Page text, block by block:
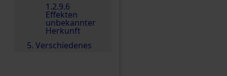
1.2.9.6
Effekten
unbekannter
Herkunft
5. Verschiedenes